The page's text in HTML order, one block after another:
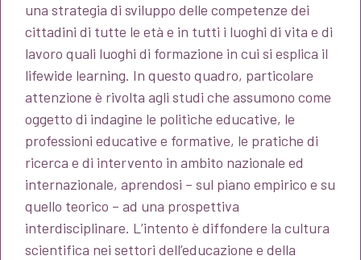
una strategia di sviluppo delle competenze dei
cittadini di tutte le età e in tutti i luoghi di vita e di
lavoro quali luoghi di formazione in cui si esplica il
lifewide learning. In questo quadro, particolare
attenzione è rivolta agli studi che assumono come
oggetto di indagine le politiche educative, le
professioni educative e formative, le pratiche di
ricerca e di intervento in ambito nazionale ed
internazionale, aprendosi – sul piano empirico e su
quello teorico – ad una prospettiva
interdisciplinare. L’intento è diffondere la cultura
scientifica nei settori dell’educazione e della